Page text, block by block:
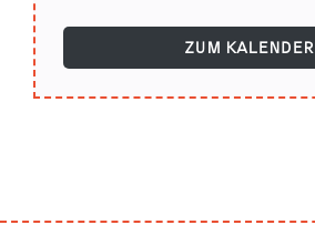
ZUM KALENDER